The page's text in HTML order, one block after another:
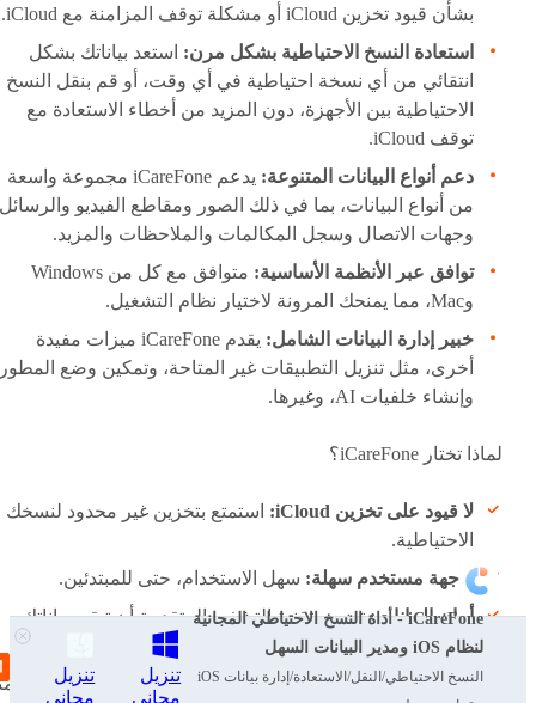
بشأن قيود تخزين iCloud أو مشكلة توقف المزامنة مع iCloud.
استعادة النسخ الاحتياطية بشكل مرن: استعد بياناتك بشكل
انتقائي من أي نسخة احتياطية في أي وقت، أو قم بنقل النسخ
الاحتياطية بين الأجهزة، دون المزيد من أخطاء الاستعادة مع
توقف iCloud.
دعم أنواع البيانات المتنوعة:
يدعم iCareFone مجموعة واسعة
من أنواع البيانات، بما في ذلك الصور ومقاطع الفيديو والرسائل
وجهات الاتصال وسجل المكالمات والملاحظات والمزيد.
توافق عبر الأنظمة الأساسية:
متوافق مع كل من Windows
وMac، مما يمنحك المرونة لاختيار نظام التشغيل.
خبير إدارة البيانات الشامل:
يقدم iCareFone ميزات مفيدة
أخرى، مثل تنزيل التطبيقات غير المتاحة، وتمكين وضع
وإنشاء خلفيات AI، وغيرها.
لماذا تختار iCareFone؟
لا قيود على تخزين iCloud:
استمتع بتخزين غير محدود لنسخك
الاحتياطية.
واجهة مستخدم سهلة: سهل الاستخدام، حتى للمبتدئين.
أمان البيانات:تضمن تقنية التشفير المتقدمة أن تبقى بياناتك
آمنة ومحمية.
نسخة تجريبية مجانية:قم بتنزيل النسخة التجريبية المجانية
iCareFone - أداة النسخ الاحتياطي المجانية
لنظام iOS ومدير البيانات السهل
النسخ الاحتياطي/النقل/الاستعادة/إدارة بيانات iOS
تنزيل
مجاني
تنزيل
مجاني